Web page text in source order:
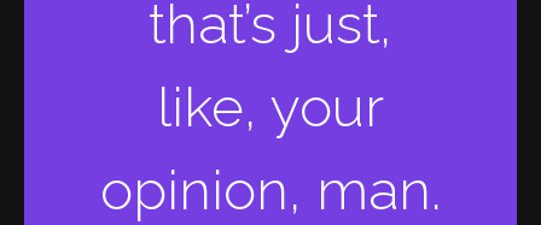
that’s just,
like, your
opinion, man.